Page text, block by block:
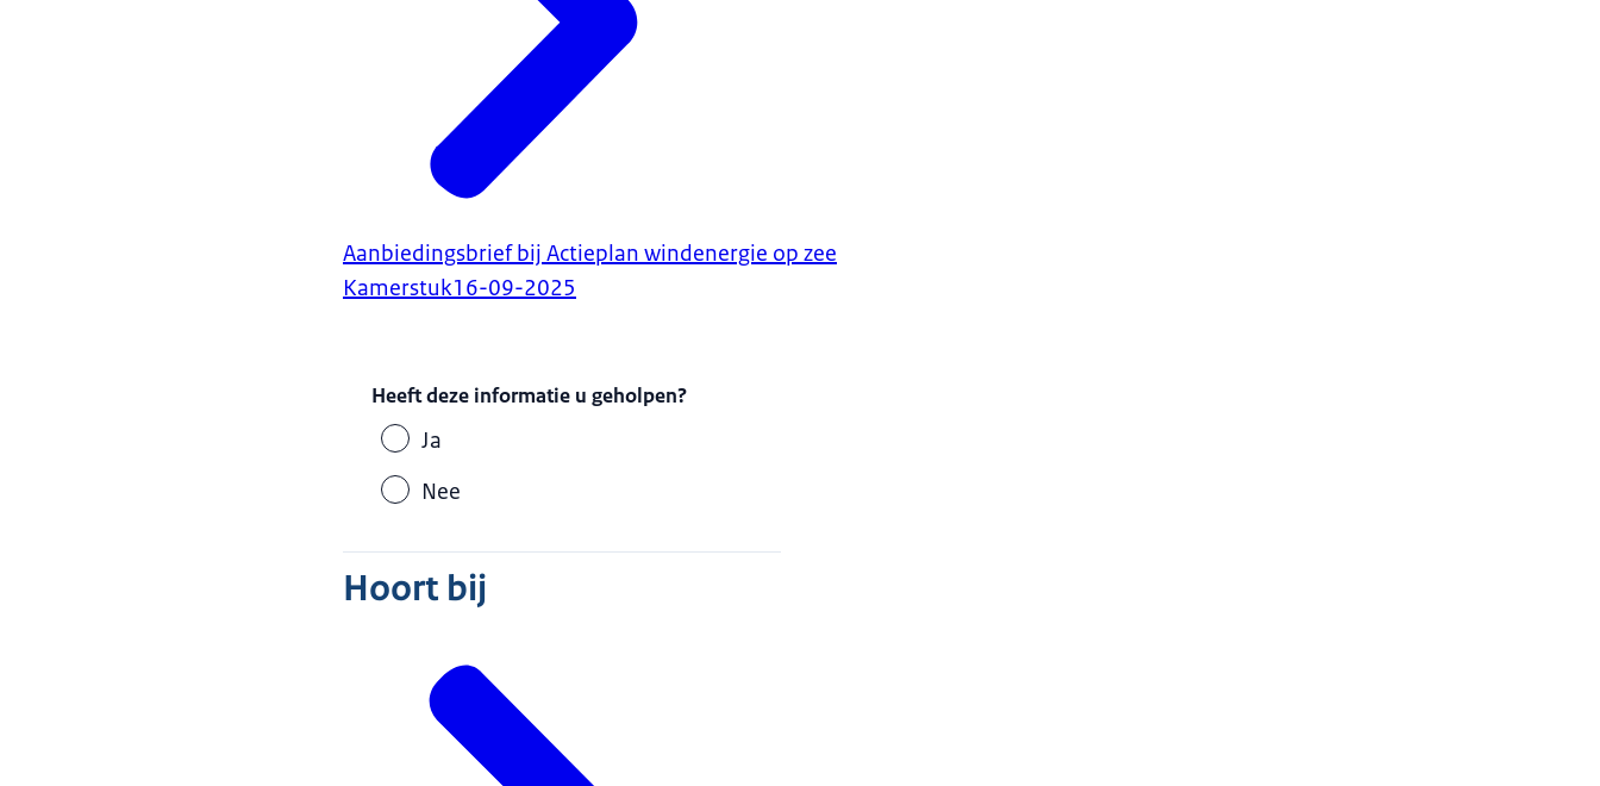
Aanbiedingsbrief bij Actieplan windenergie op zee
Kamerstuk16-09-2025
Heeft deze informatie u geholpen?
Ja
Nee
Hoort bij